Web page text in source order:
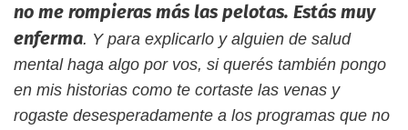
no me rompieras más las pelotas. Estás muy
enferma. Y para explicarlo y alguien de salud
mental haga algo por vos, si querés también pongo
en mis historias como te cortaste las venas y
rogaste desesperadamente a los programas que no